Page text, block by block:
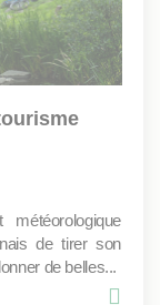
de tirer son
de belles...